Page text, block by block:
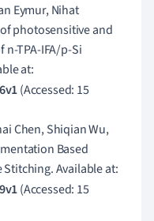
Eymur, Nihat
photosensitive and
TPA-IFA/p-Si
at:
(Accessed: 15
Chen, Shiqian Wu,
Based
Stitching. Available at:
(Accessed: 15